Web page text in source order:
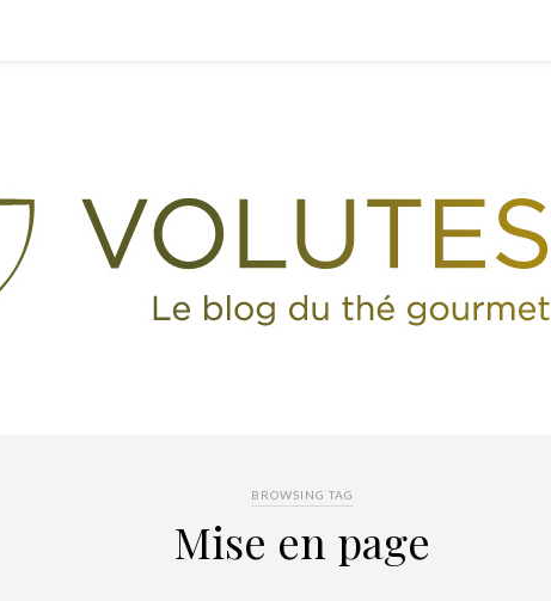
BROWSING TAG
Mise en page